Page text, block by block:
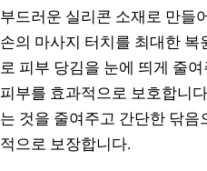
부드러운 실리콘 소재로 만들
손의 마사지 터치를 최대한
로 피부 당김을 눈에 띄게 줄
피부를 효과적으로 보호합니
는 것을 줄여주고 간단한 닦
적으로 보장합니다.